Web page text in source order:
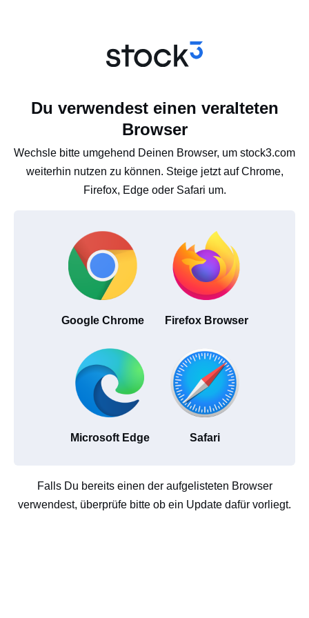
Du verwendest einen veralteten
Browser
Wechsle bitte umgehend Deinen Browser, um stock3.com
weiterhin nutzen zu können. Steige jetzt auf Chrome,
Firefox, Edge oder Safari um.
Google Chrome Firefox Browser
Microsoft Edge Safari
Falls Du bereits einen der aufgelisteten Browser
verwendest, überprüfe bitte ob ein Update dafür vorliegt.